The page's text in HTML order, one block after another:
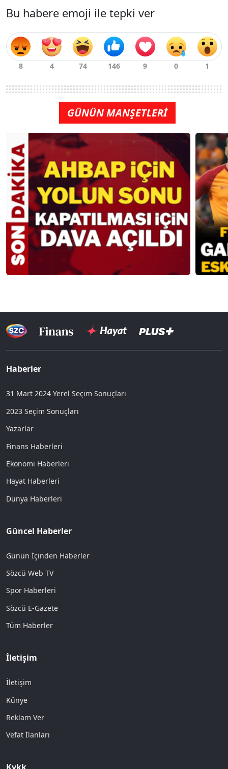
Bu habere emoji ile tepki ver
GÜNÜN MANŞETLERİ
Haberler
31 Mart 2024 Yerel Seçim Sonuçları
2023 Seçim Sonuçları
Yazarlar
Finans Haberleri
Ekonomi Haberleri
Hayat Haberleri
Dünya Haberleri
Güncel Haberler
Günün İçinden Haberler
Sözcü Web TV
Spor Haberleri
Sözcü E-Gazete
Tüm Haberler
İletişim
İletişim
Künye
Reklam Ver
Vefat İlanları